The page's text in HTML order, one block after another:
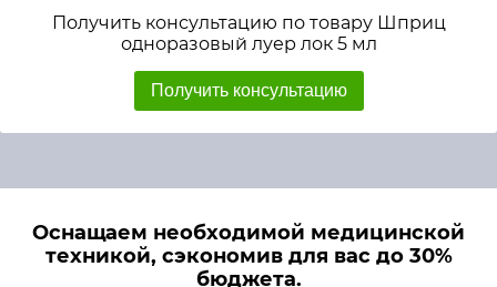
Получить консультацию по товару Шприц
одноразовый луер лок 5 мл
Получить консультацию
Оснащаем необходимой медицинской
техникой, сэкономив для вас до 30%
бюджета.